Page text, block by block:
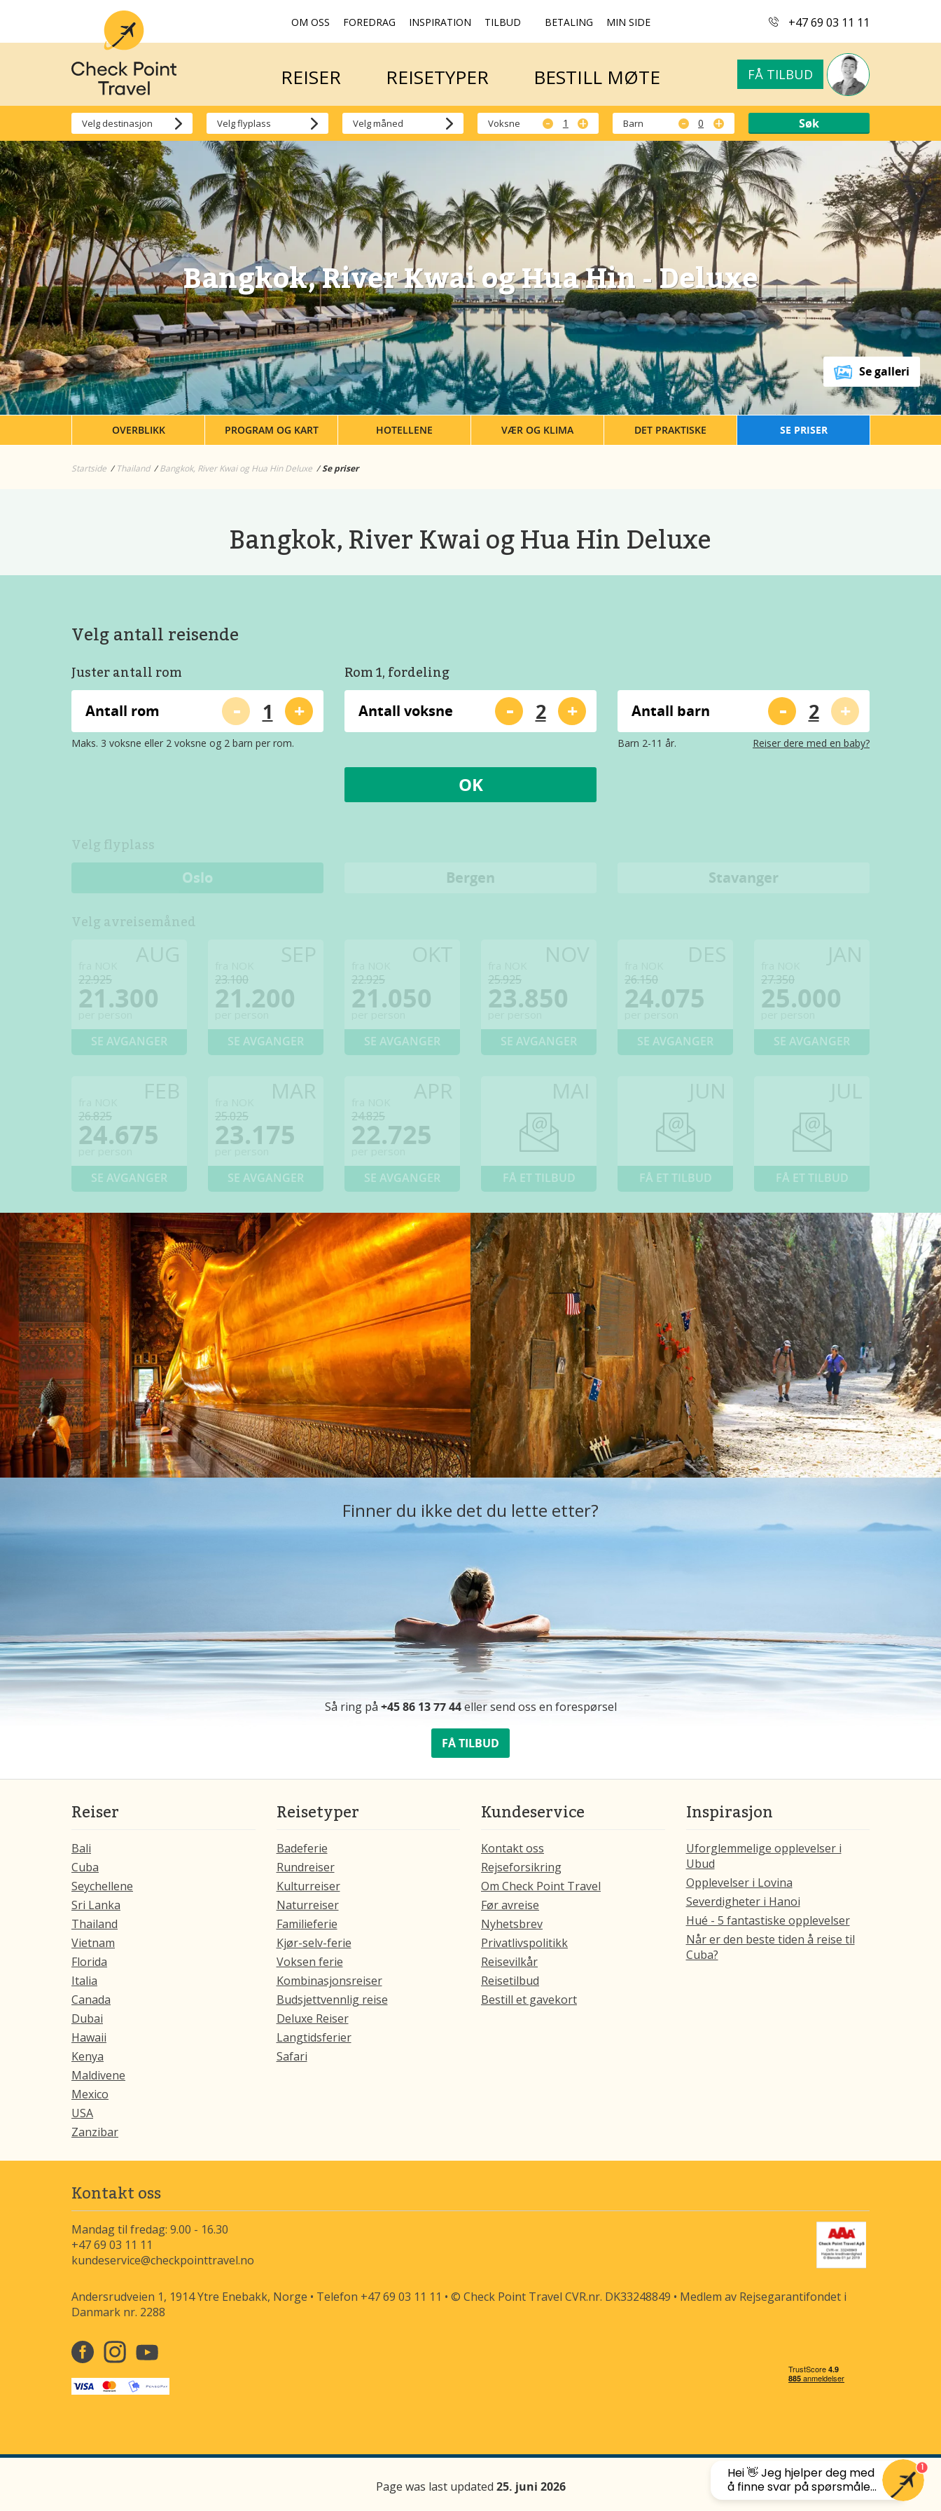
+47 69 03 11 11
OM OSS FOREDRAG INSPIRATION TILBUD BETALING MIN SIDE
REISER REISETYPER BESTILL MØTE FÅ TILBUD
REISER REISETYPER BESTILL MØTE FÅ TILBUD
Voksne - + Barn - +
Bangkok, River Kwai og Hua Hin - Deluxe
Se galleri
OVERBLIKK PROGRAM OG KART HOTELLENE VÆR OG KLIMA DET PRAKTISKE SE PRISER
Startside Thailand Bangkok, River Kwai og Hua Hin Deluxe Se priser
Bangkok, River Kwai og Hua Hin Deluxe
Velg antall reisende
Juster antall rom
Antall rom - +
Maks. 3 voksne eller 2 voksne og 2 barn per rom.
Rom 1, fordeling
Antall voksne - + Antall barn - +
Barn 2-11 år. Reiser dere med en baby?
OK
Velg flyplass
Oslo Bergen Stavanger
Velg avreisemåned
22.925
21.300
SE AVGANGER
23.100
21.200
SE AVGANGER
22.925
21.050
SE AVGANGER
25.925
23.850
SE AVGANGER
26.150
24.075
SE AVGANGER
27.350
25.000
SE AVGANGER
26.825
24.675
SE AVGANGER
25.025
23.175
SE AVGANGER
24.825
22.725
SE AVGANGER FÅ ET TILBUD FÅ ET TILBUD FÅ ET TILBUD
Finner du ikke det du lette etter?
Så ring på +45 86 13 77 44eller send oss ​​en forespørsel
FÅ TILBUD
Reiser
Bali
Cuba
Seychellene
Sri Lanka
Thailand
Vietnam
Florida
Italia
Canada
Dubai
Hawaii
Kenya
Maldivene
Mexico
USA
Zanzibar
Reisetyper
Badeferie
Rundreiser
Kulturreiser
Naturreiser
Familieferie
Kjør-selv-ferie
Voksen ferie
Kombinasjonsreiser
Budsjettvennlig reise
Deluxe Reiser
Langtidsferier
Safari
Kundeservice
Kontakt oss
Rejseforsikring
Om Check Point Travel
Før avreise
Nyhetsbrev
Privatlivspolitikk
Reisevilkår
Reisetilbud
Bestill et gavekort
Inspirasjon
Uforglemmelige opplevelser i
Ubud
Opplevelser i Lovina
Severdigheter i Hanoi
Hué - 5 fantastiske opplevelser
Når er den beste tiden å reise til
Cuba?
Kontakt oss
Mandag til fredag: 9.00 - 16.30
+47 69 03 11 11
kundeservice@checkpointtravel.no
Andersrudveien 1, 1914 Ytre Enebakk, Norge • Telefon +47 69 03 11 11 • © Check Point Travel CVR.nr. DK33248849 • Medlem av Rejsegarantifondet i
Danmark nr. 2288
Page was last updated 25. juni 2026
Hei 👋 Jeg hjelper deg med
å finne svar på spørsmåle...
1